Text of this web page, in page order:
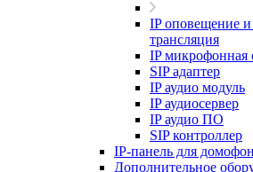
IP оповещение
трансляция
IP микрофонная
SIP адаптер
IP аудио модуль
IP аудиосервер
IP аудио ПО
SIP контроллер
IP-панель для
Дополнительное